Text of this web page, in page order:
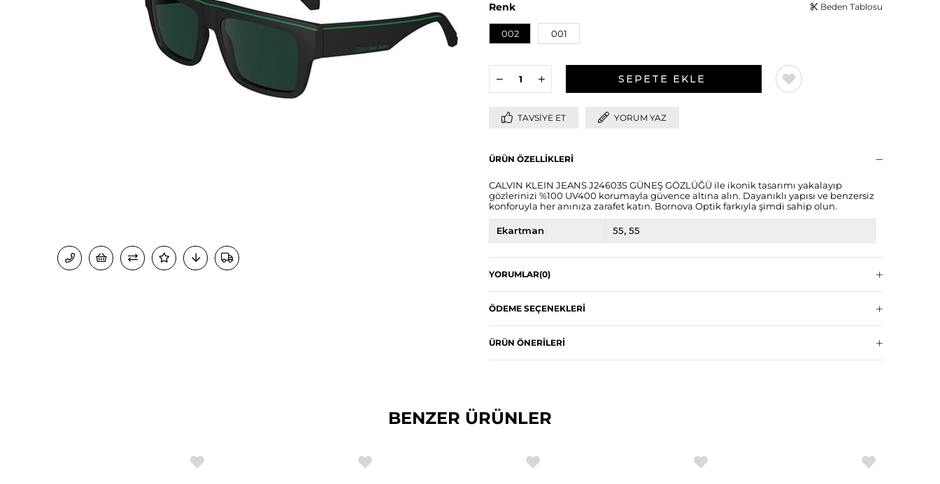
Renk
002 001
Beden Tablosu
TAVSIYE ET YORUM YAZ
ÜRÜN ÖZELLIKLERI
CALVIN KLEIN JEANS J24603S GÜNEŞ GÖZLÜĞÜ ile ikonik tasarımı yakalayıp
gözlerinizi %100 UV400 korumayla güvence altına alın. Dayanıklı yapısı ve benzersiz
konforuyla her anınıza zarafet katın. Bornova Optik farkıyla şimdi sahip olun.
Ekartman 55 55
YORUMLAR(0)
ÖDEME SEÇENEKLERI
ÜRÜN ÖNERILERI
BENZER ÜRÜNLER